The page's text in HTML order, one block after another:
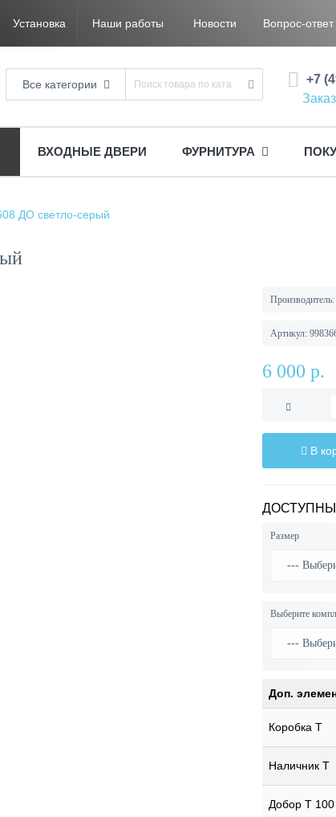
Установка Наши работы Новости Вопрос-ответ
Все категории
+7
ВХОДНЫЕ ДВЕРИ ФУРНИТУРА
ДО светло-серый
Производитель:
Артикул:
6 000 р.
В
Размер
Выберите
Доп.
Коробка Т
Наличник Т
Добор Т